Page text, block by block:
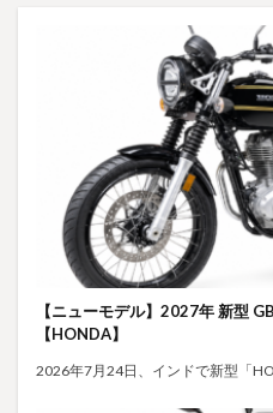
【ニューモデル】2027年 新型
【HONDA】
2026年7月24日、インドで新型「